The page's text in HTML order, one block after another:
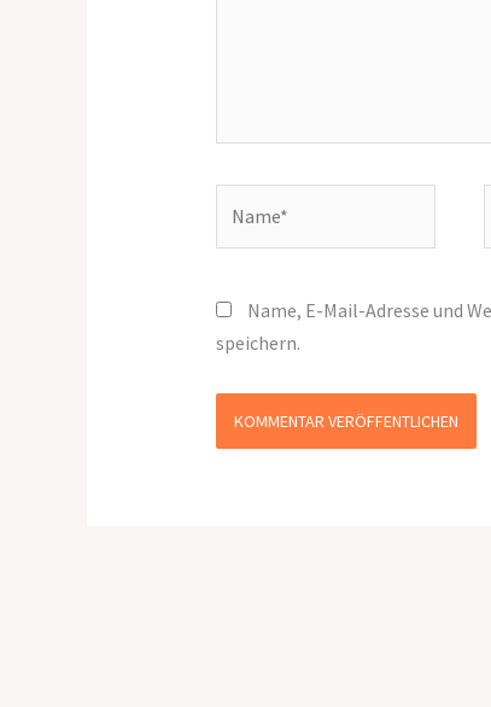
Name, E-Mail-Adresse und
speichern.